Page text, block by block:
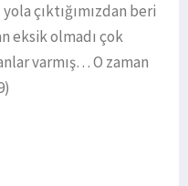
çıktığımızdan beri
eksik olmadı çok
varmış… O zaman